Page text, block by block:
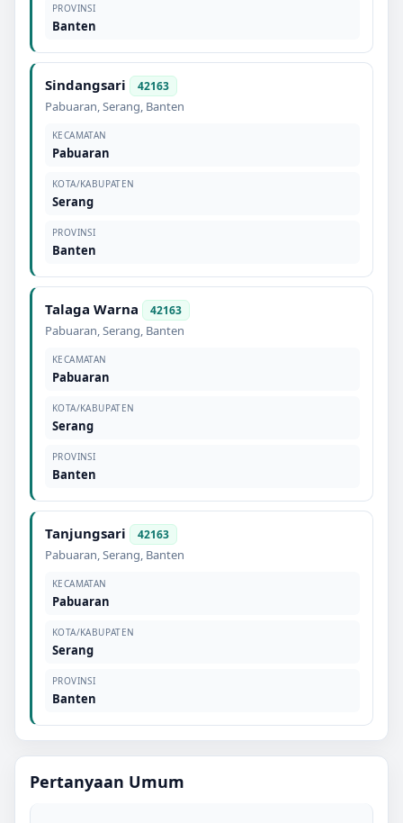
PROVINSI
Banten
Sindangsari 42163
Pabuaran,Serang, Banten
KECAMATAN
Pabuaran
KOTA/KABUPATEN
Serang
PROVINSI
Banten
Talaga Warna 42163
Pabuaran,Serang, Banten
KECAMATAN
Pabuaran
KOTA/KABUPATEN
Serang
PROVINSI
Banten
Tanjungsari 42163
Pabuaran,Serang, Banten
KECAMATAN
Pabuaran
KOTA/KABUPATEN
Serang
PROVINSI
Banten
Pertanyaan Umum